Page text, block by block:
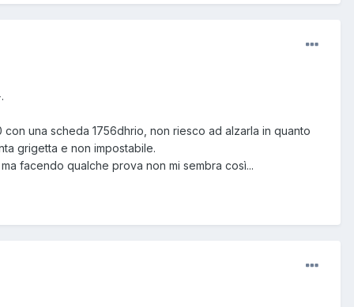
una scheda 1756dhrio, non riesco ad alzarla in quanto
grigetta e non impostabile.
facendo qualche prova non mi sembra così...